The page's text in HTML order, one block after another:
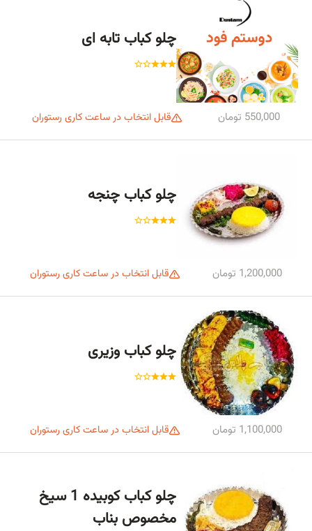
چلو کباب تابه ای
550,000 تومان قابل انتخاب در ساعت کاری رستوران
چلو کباب چنجه
1,200,000 تومان قابل انتخاب در ساعت کاری رستوران
چلو کباب وزیری
1,100,000 تومان قابل انتخاب در ساعت کاری رستوران
چلو کباب کوبیده 1 سیخ
مخصوص بناب